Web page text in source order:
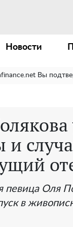
Новости
Вы
певица Оля
в